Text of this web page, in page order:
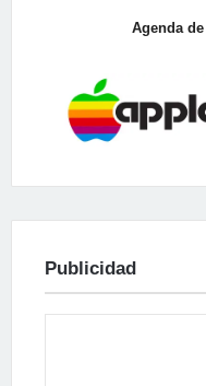
Agenda
Publicidad